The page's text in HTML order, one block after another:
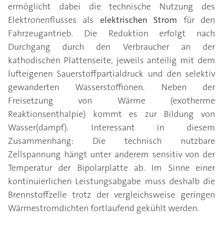
ermöglicht dabei die technische Nutzung des
Elektronenflusses als elektrischen Strom für den
Fahrzeugantrieb. Die Reduktion erfolgt nach
Durchgang durch den Verbraucher an der
kathodischen Plattenseite, jeweils anteilig mit dem
lufteigenen Sauerstoffpartialdruck und den selektiv
gewanderten Wasserstoffionen. Neben der
Freisetzung von Wärme (exotherme
Reaktionsenthalpie) kommt es zur Bildung von
Wasser(dampf). Interessant in diesem
Zusammenhang: Die technisch nutzbare
Zellspannung hängt unter anderem sensitiv von der
Temperatur der Bipolarplatte ab. Im Sinne einer
kontinuierlichen Leistungsabgabe muss deshalb die
Brennstoffzelle trotz der vergleichsweise geringen
Wärmestromdichten fortlaufend gekühlt werden.